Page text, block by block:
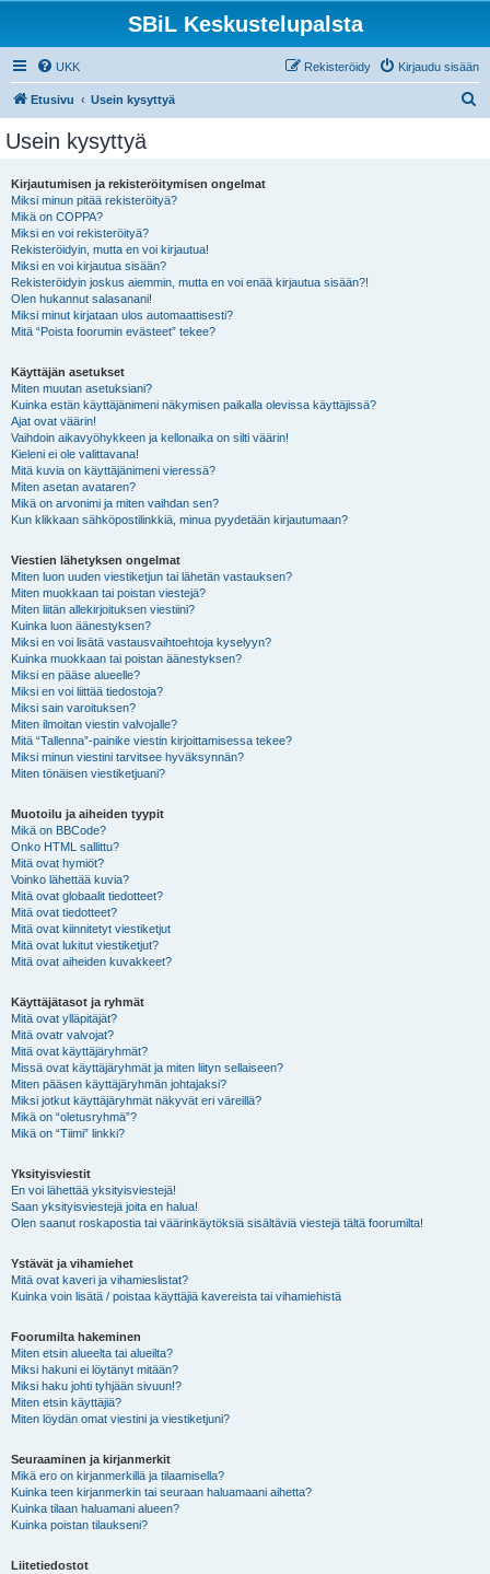
SBiL Keskustelupalsta
UKK Kirjaudu sisään
Rekisteröidy
Etusivu Usein kysyttyä
Usein kysyttyä
Kirjautumisen ja rekisteröitymisen ongelmat
Miksi minun pitää rekisteröityä?
Mikä on COPPA?
Miksi en voi rekisteröityä?
Rekisteröidyin, mutta en voi kirjautua!
Miksi en voi kirjautua sisään?
Rekisteröidyin joskus aiemmin, mutta en voi enää kirjautua sisään?!
Olen hukannut salasanani!
Miksi minut kirjataan ulos automaattisesti?
Mitä “Poista foorumin evästeet” tekee?
Käyttäjän asetukset
Miten muutan asetuksiani?
Kuinka estän käyttäjänimeni näkymisen paikalla olevissa käyttäjissä?
Ajat ovat väärin!
Vaihdoin aikavyöhykkeen ja kellonaika on silti väärin!
Kieleni ei ole valittavana!
Mitä kuvia on käyttäjänimeni vieressä?
Miten asetan avataren?
Mikä on arvonimi ja miten vaihdan sen?
Kun klikkaan sähköpostilinkkiä, minua pyydetään kirjautumaan?
Viestien lähetyksen ongelmat
Miten luon uuden viestiketjun tai lähetän vastauksen?
Miten muokkaan tai poistan viestejä?
Miten liitän allekirjoituksen viestiini?
Kuinka luon äänestyksen?
Miksi en voi lisätä vastausvaihtoehtoja kyselyyn?
Kuinka muokkaan tai poistan äänestyksen?
Miksi en pääse alueelle?
Miksi en voi liittää tiedostoja?
Miksi sain varoituksen?
Miten ilmoitan viestin valvojalle?
Mitä “Tallenna”-painike viestin kirjoittamisessa tekee?
Miksi minun viestini tarvitsee hyväksynnän?
Miten tönäisen viestiketjuani?
Muotoilu ja aiheiden tyypit
Mikä on BBCode?
Onko HTML sallittu?
Mitä ovat hymiöt?
Voinko lähettää kuvia?
Mitä ovat globaalit tiedotteet?
Mitä ovat tiedotteet?
Mitä ovat kiinnitetyt viestiketjut
Mitä ovat lukitut viestiketjut?
Mitä ovat aiheiden kuvakkeet?
Käyttäjätasot ja ryhmät
Mitä ovat ylläpitäjät?
Mitä ovatr valvojat?
Mitä ovat käyttäjäryhmät?
Missä ovat käyttäjäryhmät ja miten liityn sellaiseen?
Miten pääsen käyttäjäryhmän johtajaksi?
Miksi jotkut käyttäjäryhmät näkyvät eri väreillä?
Mikä on “oletusryhmä”?
Mikä on “Tiimi” linkki?
Yksityisviestit
En voi lähettää yksityisviestejä!
Saan yksityisviestejä joita en halua!
Olen saanut roskapostia tai väärinkäytöksiä sisältäviä viestejä tältä foorumilta!
Ystävät ja vihamiehet
Mitä ovat kaveri ja vihamieslistat?
Kuinka voin lisätä / poistaa käyttäjiä kavereista tai vihamiehistä
Foorumilta hakeminen
Miten etsin alueelta tai alueilta?
Miksi hakuni ei löytänyt mitään?
Miksi haku johti tyhjään sivuun!?
Miten etsin käyttäjiä?
Miten löydän omat viestini ja viestiketjuni?
Seuraaminen ja kirjanmerkit
Mikä ero on kirjanmerkillä ja tilaamisella?
Kuinka teen kirjanmerkin tai seuraan haluamaani aihetta?
Kuinka tilaan haluamani alueen?
Kuinka poistan tilaukseni?
Liitetiedostot